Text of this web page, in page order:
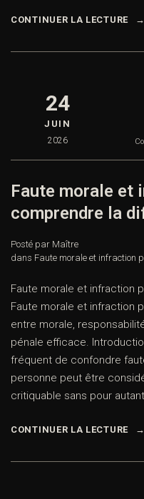
CONTINUER LA LECTURE
24
JUIN
2026
Faute morale et
comprendre la
Posté par Maître
dans Faute morale et infraction
Faute morale et infraction
Faute morale et infraction
entre morale,
pénale efficace.
fréquent de confondre
personne peut être
critiquable sans pour
CONTINUER LA LECTURE